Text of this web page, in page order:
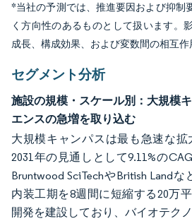
*当社の予測では、推進要因および抑制
く方向性のあるものとして扱います。
成長、構成効果、および変数間の相互作
セグメント分析
施設の規模・スケール別：大規模
エンスの急増を取り込む
大規模キャンパスは最も急速な拡
2031年の見通しとして9.11%の
Bruntwood SciTechやBritish Land
内装工期を8週間に短縮する20万
開発を建設しており、バイオテク